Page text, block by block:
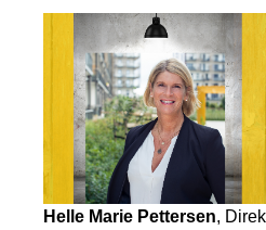
Helle Marie Pettersen,